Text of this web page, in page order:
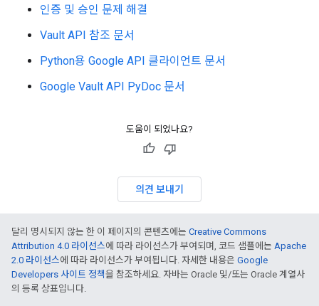
인증 및 승인 문제 해결
Vault API 참조 문서
Python용 Google API 클라이언트 문서
Google Vault API PyDoc 문서
도움이 되었나요?
의견 보내기
달리 명시되지 않는 한 이 페이지의 콘텐츠에는 Creative Commons
Attribution 4.0 라이선스에 따라 라이선스가 부여되며, 코드 샘플에는 Apache
2.0 라이선스에 따라 라이선스가 부여됩니다. 자세한 내용은 Google
Developers 사이트 정책을 참조하세요. 자바는 Oracle 및/또는 Oracle 계열사
의 등록 상표입니다.